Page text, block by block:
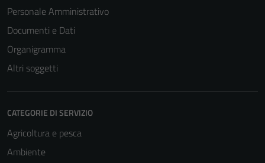
Personale Amministrativo
Documenti e Dati
Organigramma
Altri soggetti
CATEGORIE DI SERVIZIO
Agricoltura e pesca
Ambiente